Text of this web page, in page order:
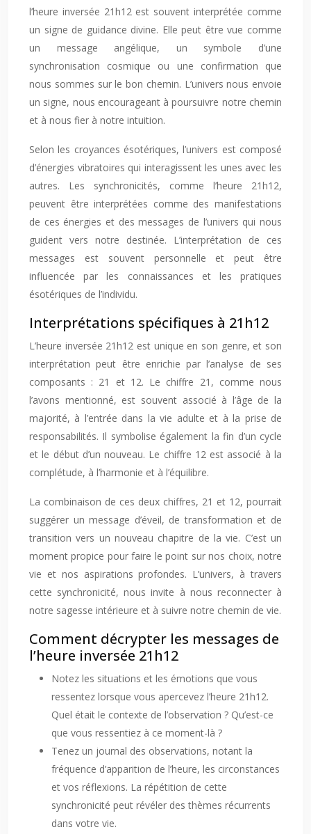
l’heure inversée 21h12 est souvent interprétée comme
un signe de guidance divine. Elle peut être vue comme
un message angélique, un symbole d’une
synchronisation cosmique ou une confirmation que
nous sommes sur le bon chemin. L’univers nous envoie
un signe, nous encourageant à poursuivre notre chemin
et à nous fier à notre intuition.
Selon les croyances ésotériques, l’univers est composé
d’énergies vibratoires qui interagissent les unes avec les
autres. Les synchronicités, comme l’heure 21h12,
peuvent être interprétées comme des manifestations
de ces énergies et des messages de l’univers qui nous
guident vers notre destinée. L’interprétation de ces
messages est souvent personnelle et peut être
influencée par les connaissances et les pratiques
ésotériques de l’individu.
Interprétations spécifiques à 21h12
L’heure inversée 21h12 est unique en son genre, et son
interprétation peut être enrichie par l’analyse de ses
composants : 21 et 12. Le chiffre 21, comme nous
l’avons mentionné, est souvent associé à l’âge de la
majorité, à l’entrée dans la vie adulte et à la prise de
responsabilités. Il symbolise également la fin d’un cycle
et le début d’un nouveau. Le chiffre 12 est associé à la
complétude, à l’harmonie et à l’équilibre.
La combinaison de ces deux chiffres, 21 et 12, pourrait
suggérer un message d’éveil, de transformation et de
transition vers un nouveau chapitre de la vie. C’est un
moment propice pour faire le point sur nos choix, notre
vie et nos aspirations profondes. L’univers, à travers
cette synchronicité, nous invite à nous reconnecter à
notre sagesse intérieure et à suivre notre chemin de vie.
Comment décrypter les messages de
l’heure inversée 21h12
Notez les situations et les émotions que vous
ressentez lorsque vous apercevez l’heure 21h12.
Quel était le contexte de l’observation ? Qu’est-ce
que vous ressentiez à ce moment-là ?
Tenez un journal des observations, notant la
fréquence d’apparition de l’heure, les circonstances
et vos réflexions. La répétition de cette
synchronicité peut révéler des thèmes récurrents
dans votre vie.